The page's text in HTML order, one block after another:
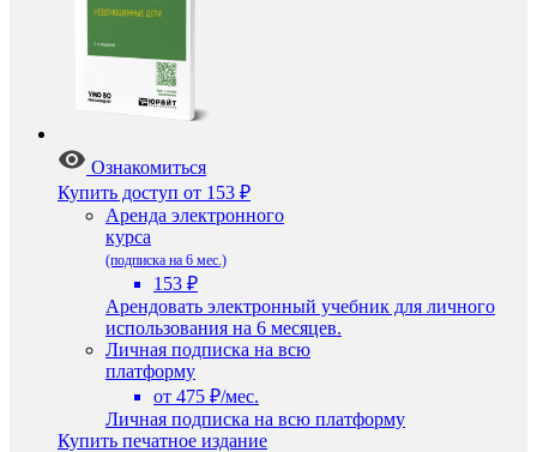
Ознакомиться
Купить доступ от 153 ₽
Аренда электронного
курса
(подписка на 6 мес.)
153 ₽
Арендовать электронный учебник для личного
использования на 6 месяцев.
Личная подписка на всю
платформу
от 475 ₽/мес.
Личная подписка на всю платформу
Купить печатное издание